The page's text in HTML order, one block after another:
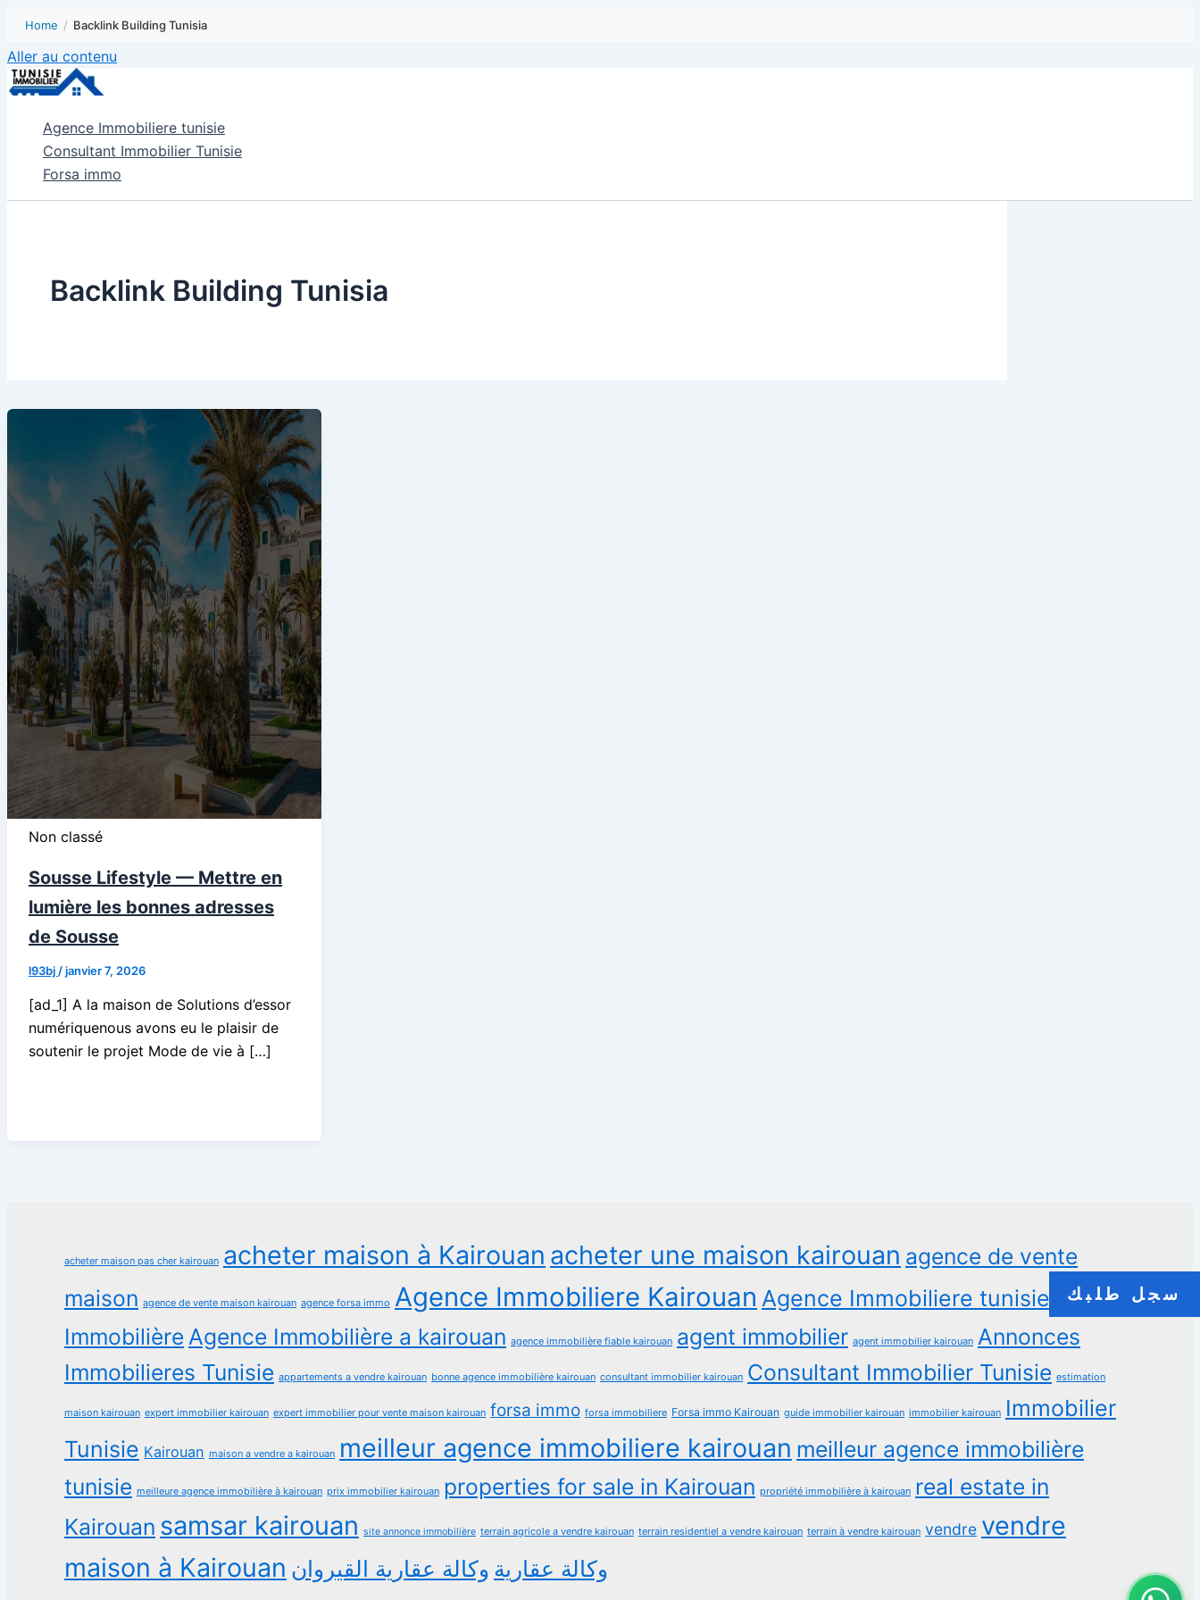
Home / Backlink Building Tunisia
سجل طلبك
Aller au contenu
Agence Immobiliere tunisie
Consultant Immobilier Tunisie
Forsa immo
Backlink Building Tunisia
Non classé
Sousse Lifestyle — Mettre en
lumière les bonnes adresses
de Sousse
l93bj /janvier 7, 2026
[ad_1] A la maison de Solutions d’essor
numériquenous avons eu le plaisir de
soutenir le projet Mode de vie à […]
acheter maison pas cher kairouan acheter maison à Kairouan acheter une maison kairouan agence de vente
maison agence de vente maison kairouan agence forsa immo Agence Immobiliere Kairouan Agence Immobiliere tunisie
Agence
Immobilière Agence Immobilière a kairouan agence immobilière fiable kairouan agent immobilier agent immobilier kairouan Annonces
Immobilieres Tunisie appartements a vendre kairouan bonne agence immobilière kairouan consultant immobilier kairouan Consultant Immobilier Tunisie estimation
maison kairouan expert immobilier kairouan expert immobilier pour vente maison kairouan forsa immo forsa immobiliere Forsa immo Kairouan guide immobilier kairouan immobilier kairouan Immobilier
Tunisie Kairouan maison a vendre a kairouan meilleur agence immobiliere kairouan meilleur agence immobilière
tunisie meilleure agence immobilière à kairouan prix immobilier kairouan properties for sale in Kairouan propriété immobilière à kairouan real estate in
Kairouan samsar kairouan site annonce immobilière terrain agricole a vendre kairouan terrain residentiel a vendre kairouan terrain à vendre kairouan vendre vendre
maison à Kairouan
وكالة عقارية وكالة عقارية القيروان